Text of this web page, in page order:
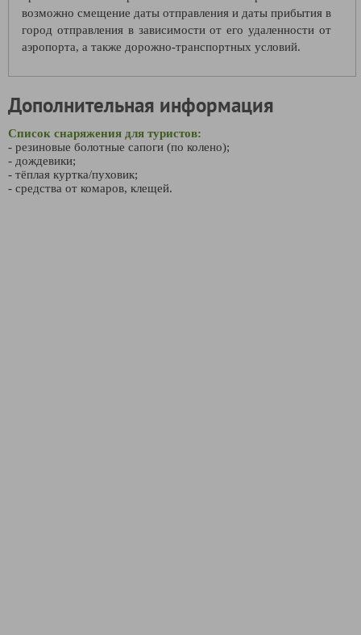
возможно смещение даты отправления и даты прибытия в
город отправления в зависимости от его удаленности от
аэропорта, а также дорожно-транспортных условий.
Дополнительная информация
Список снаряжения для туристов:
- резиновые болотные сапоги (по колено);
- дождевики;
- тёплая куртка/пуховик;
- средства от комаров, клещей.